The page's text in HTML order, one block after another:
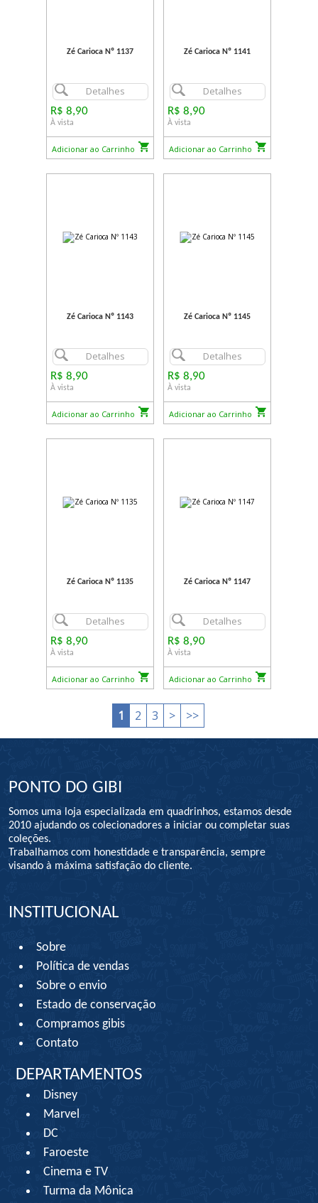
Zé Carioca Nº 1137
Detalhes
R$ 8,90
À vista
Adicionar ao Carrinho
Zé Carioca Nº 1141
Detalhes
R$ 8,90
À vista
Adicionar ao Carrinho
Zé Carioca Nº 1143
Detalhes
R$ 8,90
À vista
Adicionar ao Carrinho
Zé Carioca Nº 1145
Detalhes
R$ 8,90
À vista
Adicionar ao Carrinho
Zé Carioca Nº 1135
Detalhes
R$ 8,90
À vista
Adicionar ao Carrinho
Zé Carioca Nº 1147
Detalhes
R$ 8,90
À vista
Adicionar ao Carrinho
1 2 3 > >>
PONTO DO GIBI
Somos uma loja especializada em quadrinhos, estamos desde
2010 ajudando os colecionadores a iniciar ou completar suas
coleções.
Trabalhamos com honestidade e transparência, sempre
visando à máxima satisfação do cliente.
INSTITUCIONAL
Sobre
Política de vendas
Sobre o envio
Estado de conservação
Compramos gibis
Contato
DEPARTAMENTOS
Disney
Marvel
DC
Faroeste
Cinema e TV
Turma da Mônica